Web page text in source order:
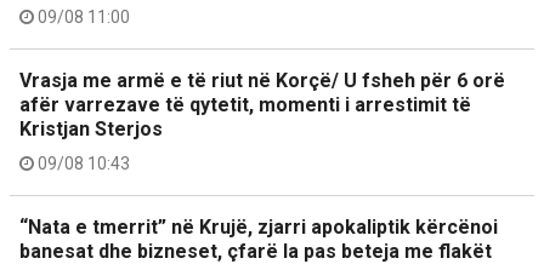
09/08 11:00
Vrasja me armë e të riut në Korçë/ U fsheh për 6 orë
afër varrezave të qytetit, momenti i arrestimit të
Kristjan Sterjos
09/08 10:43
“Nata e tmerrit” në Krujë, zjarri apokaliptik kërcënoi
banesat dhe bizneset, çfarë la pas beteja me flakët